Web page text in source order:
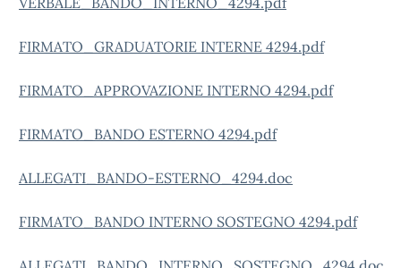
FIRMATO_GRADUATORIE INTERNE 4294.pdf
FIRMATO_APPROVAZIONE INTERNO 4294.pdf
FIRMATO_BANDO ESTERNO 4294.pdf
ALLEGATI_BANDO-ESTERNO_4294.doc
FIRMATO_BANDO INTERNO SOSTEGNO 4294.pdf